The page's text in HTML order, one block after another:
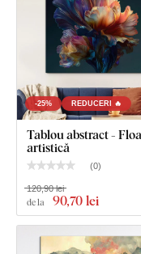
Ce este
Tablou rotund
Cârlig(e)
a tabloului
Instrucțiuni
-25% REDUCERI 🔥
Tablou abstract -
artistică
(0)
de la 90,70 lei
120,90 lei